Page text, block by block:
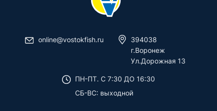
online@vostokfish.ru
394038
г.Воронеж
Ул.Дорожная 13
ПН-ПТ. C 7:30 ДО 16:30
СБ-ВС: выходной